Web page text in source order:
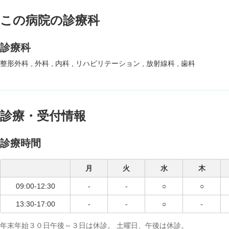
この病院の診療科
診療科
整形外科 外科 内科 リハビリテーション 放射線科 歯科
診療・受付情報
診療時間
月 火 水 木
09:00-12:30 - - ○ ○
13:30-17:00 - - ○ -
年末年始３０日午後～３日は休診。 土曜日、午後は休診。